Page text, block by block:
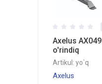
Axelus
o'rindiq
Artikul: yo`q
Axelus